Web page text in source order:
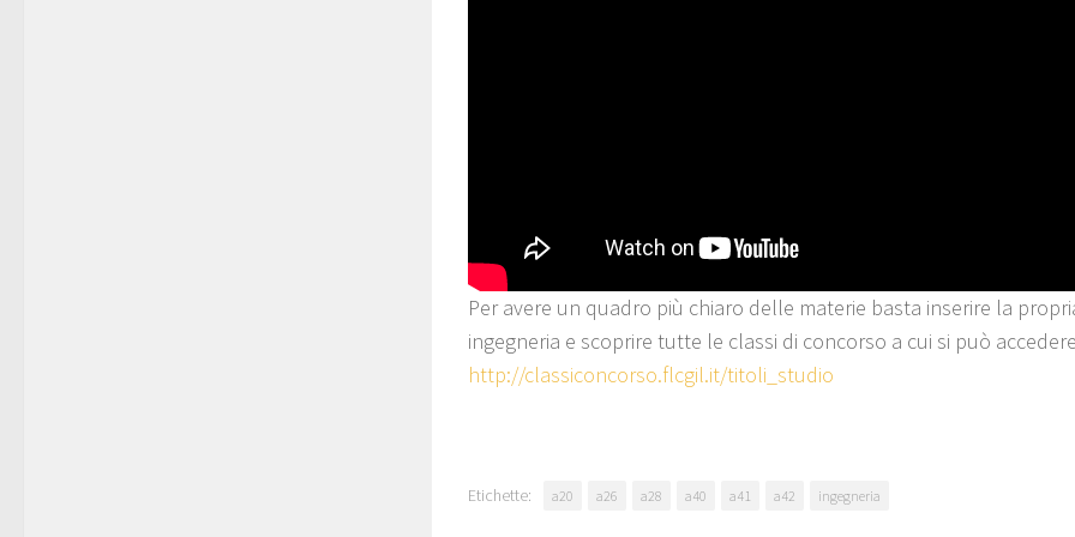
Per avere un quadro più chiaro delle materie basta inserire la
ingegneria e scoprire tutte le classi di concorso a cui si può
http://classiconcorso.flcgil.it/titoli_studio
Etichette: a20 a26 a28 a40 a41 a42 ingegneria